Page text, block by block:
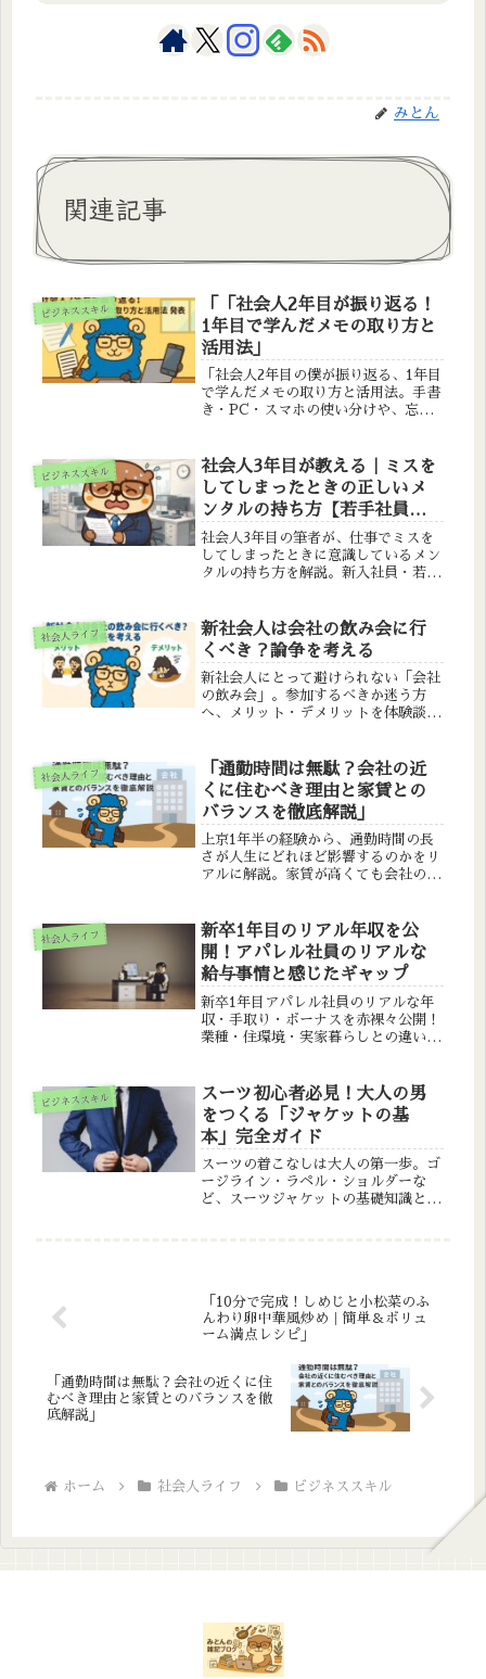
みとん
関連記事
ビジネススキル
「「社会人2年目が振り返る！
1年目で学んだメモの取り方と
活用法」
「社会人2年目の僕が振り返る、1年目
で学んだメモの取り方と活用法。手書
き・PC・スマホの使い分けや、忘れ
ビジネススキル
社会人3年目が教える｜ミスを
してしまったときの正しいメ
ンタルの持ち方【若手社員向
け】
社会人3年目の筆者が、仕事でミスを
してしまったときに意識しているメン
タルの持ち方を解説。新入社員・若手
社会人ライフ
新社会人は会社の飲み会に行
くべき？論争を考える
新社会人にとって避けられない「会社
の飲み会」。参加するべきか迷う方
へ、メリット・デメリットを体験談を
社会人ライフ
「通勤時間は無駄？会社の近
くに住むべき理由と家賃との
バランスを徹底解説」
上京1年半の経験から、通勤時間の長
さが人生にどれほど影響するのかをリ
アルに解説。家賃が高くても会社の近
社会人ライフ
新卒1年目のリアル年収を公
開！アパレル社員のリアルな
給与事情と感じたギャップ
新卒1年目アパレル社員のリアルな年
収・手取り・ボーナスを赤裸々公開！
業種・住環境・実家暮らしとの違いも
ビジネススキル
スーツ初心者必見！大人の男
をつくる「ジャケットの基
本」完全ガイド
スーツの着こなしは大人の第一歩。ゴ
ージライン・ラペル・ショルダーな
ど、スーツジャケットの基礎知識と歴
「10分で完成！しめじと小松菜のふ
んわり卵中華風炒め｜簡単＆ボリュ
ーム満点レシピ」
「通勤時間は無駄？会社の近くに住
むべき理由と家賃とのバランスを徹
底解説」
ホーム 社会人ライフ ビジネススキル